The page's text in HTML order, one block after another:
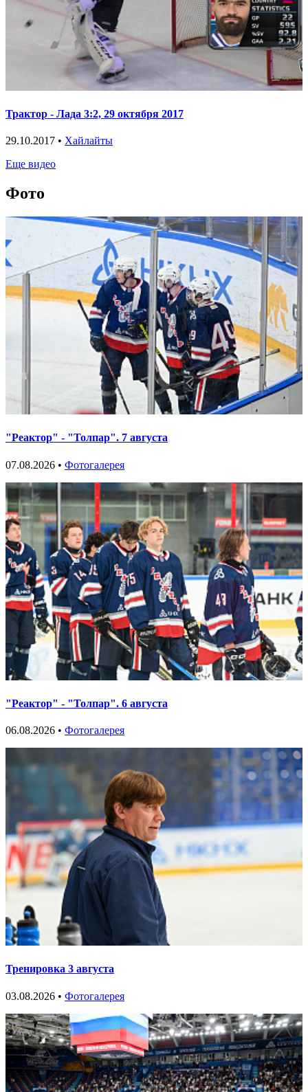
Трактор - Лада 3:2, 29 октября 2017
29.10.2017 • Хайлайты
Еще видео
Фото
"Реактор" - "Толпар". 7 августа
07.08.2026 • Фотогалерея
"Реактор" - "Толпар". 6 августа
06.08.2026 • Фотогалерея
Тренировка 3 августа
03.08.2026 • Фотогалерея